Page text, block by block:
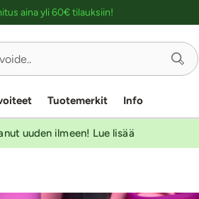
aina yli 60€ tilauksiin!
Tuotemerkit Info
uuden ilmeen! Lue lisää